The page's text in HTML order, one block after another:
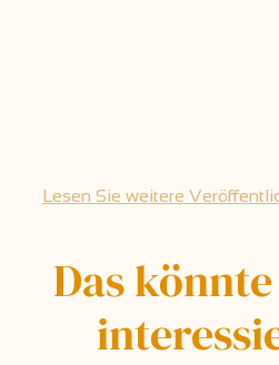
Lesen Sie weitere
Das